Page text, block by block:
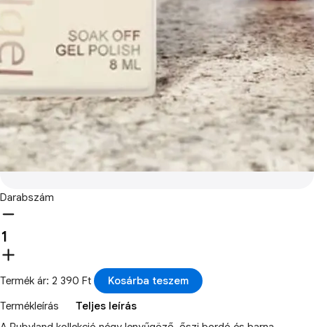
Darabszám
Termék ár: 2 390 Ft
Kosárba teszem
Termékleírás
Teljes leírás